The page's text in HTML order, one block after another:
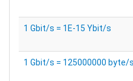
1 Gbit/s = 1E-15 Ybit/s
1 Gbit/s = 125000000 byte/s